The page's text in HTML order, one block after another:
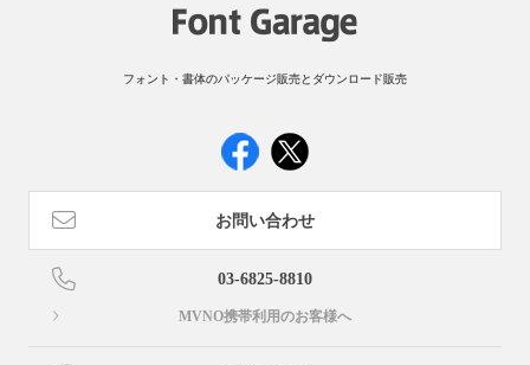
フォント・書体のパッケージ販売とダウンロード販売
お問い合わせ
03-6825-8810
MVNO携帯利用のお客様へ